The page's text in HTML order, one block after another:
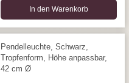
In den Warenkorb
Pendelleuchte, Schwarz,
Tropfenform, Höhe anpassbar,
42 cm Ø